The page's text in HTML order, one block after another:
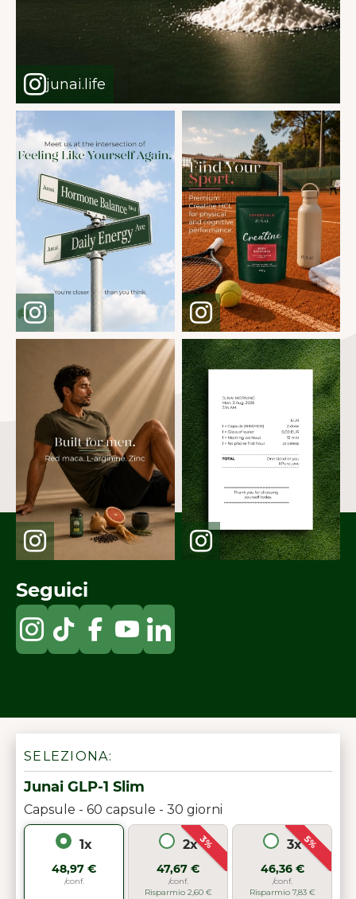
junai.life
Seguici
SELEZIONA:
Junai GLP-1 Slim
Capsule - 60 capsule - 30 giorni
1x
48,97 €
/conf.
3%
2x
47,67 €
/conf.
Risparmio 2,60 €
5%
3x
46,36 €
/conf.
Risparmio 7,83 €